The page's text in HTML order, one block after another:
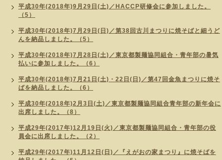
平成30年(2018年)9月29日(土)／HACCP研修会に参加しました。
（5）
平成30年(2018年)7月29日(日)／第38回古川まつりに焼そばと細うど
んを納品しました。（5）
平成30年(2018年)7月28日(土)／東京都製麺協同組合・青年部の暑気
払いに参加しました。（6）
平成30年(2018年)7月21日(土)・22日(日)／第47回金魚まつりに焼そ
ばを納品しました。（6）
平成30年(2018年)2月3日(土)／東京都製麺協同組合青年部の新年会に
出席しました。（8）
平成29年(2017年)12月19日(火)／東京都製麺協同組合・青年部の役
員会に出席しました。（2）
平成29年(2017年)11月12日(日)／『えがおの家まつり』に焼そばを